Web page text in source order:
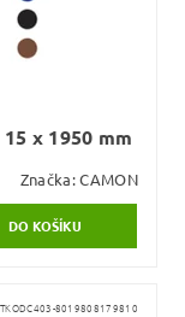
x 1950 mm
Značka:CAMON
8019808179810